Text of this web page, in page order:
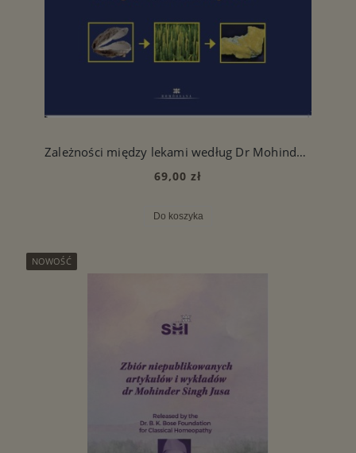
Zależności między lekami według Dr Mohinder Singh Jus
69,00 zł
Do koszyka
NOWOŚĆ